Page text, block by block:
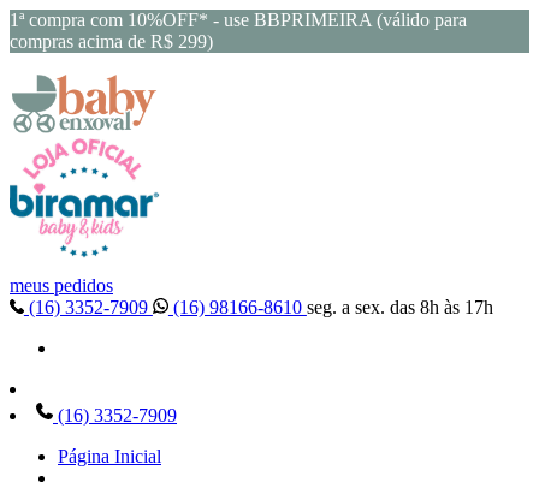
1ª compra com 10%OFF* - use BBPRIMEIRA (válido para
compras acima de R$ 299)
meus pedidos
(16) 3352-7909
(16) 98166-8610 seg. a sex. das 8h às 17h
(16) 3352-7909
Página Inicial